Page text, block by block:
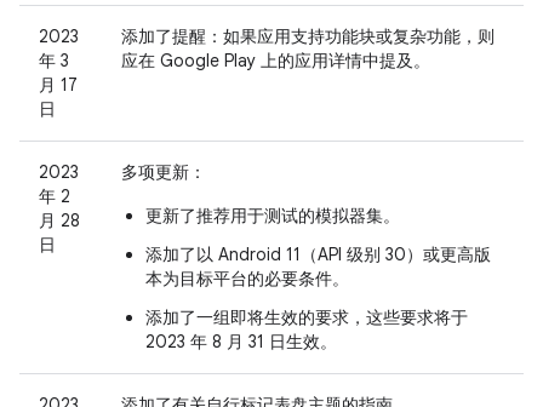
2023
年 3
月 17
日
添加了提醒：如果应用支持功能块或复杂功能，则
应在 Google Play 上的应用详情中提及。
2023
年 2
月 28
日
多项更新：
更新了推荐用于测试的模拟器集。
添加了以 Android 11（API 级别 30）或更高版
本为目标平台的必要条件。
添加了一组即将生效的要求，这些要求将于
2023 年 8 月 31 日生效。